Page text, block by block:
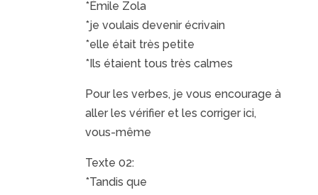
*Émile Zola
*je voulais devenir écrivain
*elle était très petite
*Ils étaient tous très calmes
Pour les verbes, je vous encourage à
aller les vérifier et les corriger ici,
vous-même
Texte 02:
*Tandis que